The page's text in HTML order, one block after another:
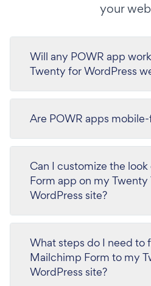
your
Will any POWR app
Twenty for WordPress
Are POWR apps
Can I customize the
Form app on my
WordPress site?
What steps do I need to
Mailchimp Form to my
WordPress site?